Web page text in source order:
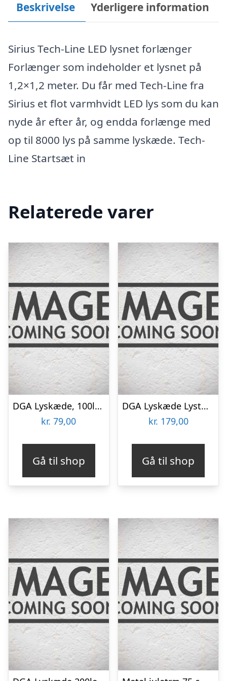
Beskrivelse Yderligere information
Sirius Tech-Line LED lysnet forlænger
Forlænger som indeholder et lysnet på
1,2×1,2 meter. Du får med Tech-Line fra
Sirius et flot varmhvidt LED lys som du kan
nyde år efter år, og endda forlænge med
op til 8000 lys på samme lyskæde. Tech-
Line Startsæt in
Relaterede varer
DGA Lyskæde, 100led 200cm Faldenede Istapper Hvid – 23141009
kr. 79,00
Gå til shop
DGA Lyskæde Lystæppe 150led Sort – 25211008
kr. 179,00
Gå til shop